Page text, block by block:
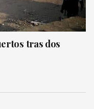
tras dos